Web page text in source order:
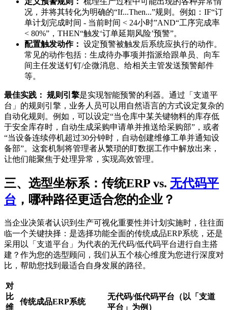
况，并将其转化为明确的“If...Then...”规则。例如：IF“订
单计划完成时间 - 当前时间 < 24小时”AND“工序完成率
< 80%”，THEN“触发‘订单延期风险’预警”。
配置触发动作： 设定预警被触发后系统应执行的动作。
常见的动作包括：生成待办事项并指派给跟单员、向车
间主任发送钉钉/企微消息、给相关主管发送预警邮件
等。
最佳实践： 规则引擎是实现智能预警的利器。通过「支道平
台」的规则引擎，业务人员可以用自然语言的方式设定复杂的
自动化规则。例如，可以设定“当仓库中某关键物料的库存低
于安全库存时，自动生成采购申请单并推送给采购部”，或者
“当设备连续停机超过30分钟时，自动创建维修工单并通知设
备部”。这套机制将管理者从繁琐的盯数据工作中解放出来，
让他们能聚焦于处理异常，实现高效管理。
三、选型坐标系：传统ERP vs. 无代码平
台 ，哪种路径更适合您的企业？
当企业决策者认识到生产可视化重要性并计划实施时，往往面
临一个关键抉择：是选择功能全面的传统成品ERP系统，还是
采用以「支道平台」为代表的无代码/低代码平台进行自主搭
建？作为您的选型顾问，我们从五个核心维度为您进行深度对
比，帮助您找到最适合自身发展的路径。
对
比
维
传统成品ERP系统
无代码/低代码平台（以「支道
平台」为例）